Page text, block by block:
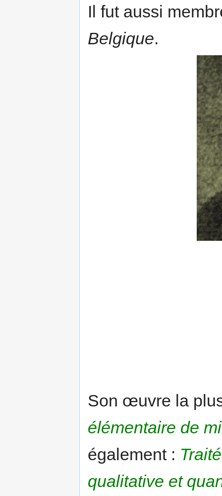
Il fut aussi
Belgique.
Son œuvre la
élémentaire de
également :
qualitative et